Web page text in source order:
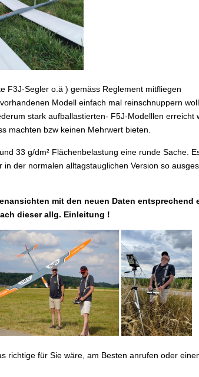
F3J-Segler o.ä ) gemäss Reglement mitfliegen
Modell einfach mal reinschnuppern
stark aufballastierten- F5J-Modelllen
machten bzw keinen Mehrwert bieten.
33 g/dm² Flächenbelastung eine runde Sache.
in der normalen alltagstauglichen Version so
mit den neuen Daten
dieser allg. Einleitung !
richtige für Sie wäre, am Besten anrufen oder